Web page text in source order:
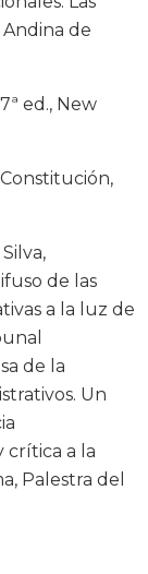
Andina de
ed., New
de las
a la luz de
de la
Un
crítica a la
Palestra del